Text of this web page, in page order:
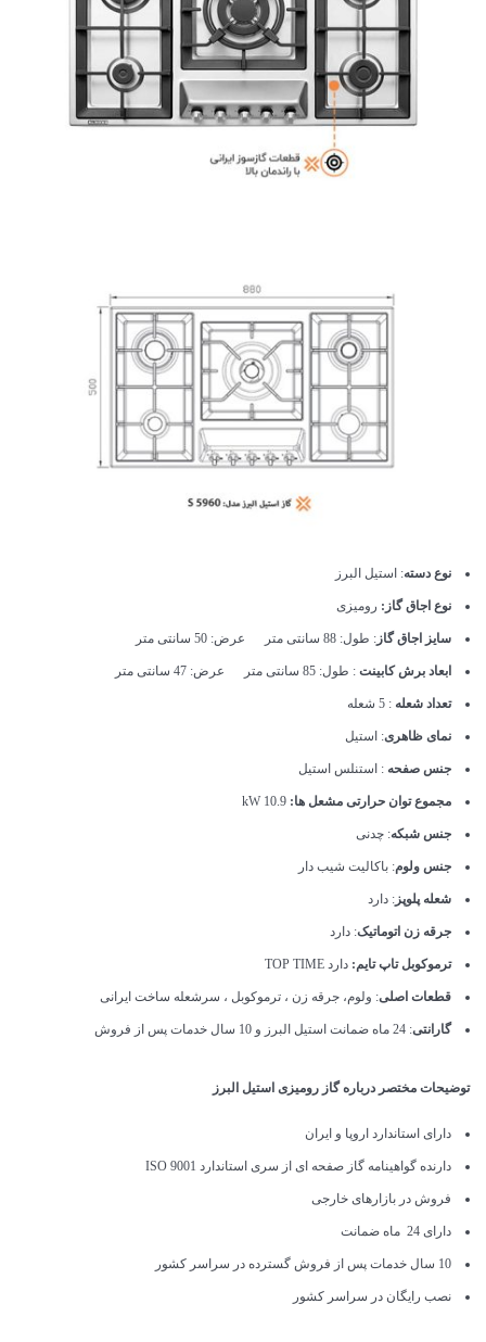
نوع دسته: استیل البرز
نوع اجاق گاز: رومیزی
سایز اجاق گاز : طول: 88 سانتی متر عرض: 50 سانتی متر
ابعاد برش کابینت : طول: 85 سانتی متر عرض: 47 سانتی متر
تعداد شعله : 5 شعله
نمای ظاهری: استیل
جنس صفحه : استنلس استیل
مجموع توان حرارتی مشعل ها:
جنس شبکه: چدنی
جنس ولوم: باکالیت شیب دار
شعله پلوپز : دارد
جرقه زن اتوماتیک: دارد
ترموکوبل تاپ تایم: دارد TOP TIME
قطعات اصلی: ولوم، جرقه زن ، ترموکوبل ، سرشعله ساخت ایرانی
گارانتی: 24 ماه ضمانت استیل البرز و 10 سال خدمات پس از فروش
توضیحات مختصر درباره گاز رومیزی استیل البرز
دارای استاندارد اروپا و ایران
دارنده گواهینامه گاز صفحه ای از سری استاندارد ISO 9001
فروش در بازارهای خارجی
دارای 24 ماه ضمانت
10 سال خدمات پس از فروش گسترده در سراسر کشور
نصب رایگان در سراسر کشور